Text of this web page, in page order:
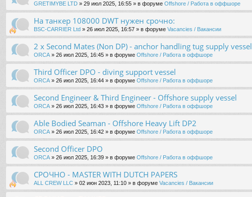
GRETIMYBE LTD » 29 июл 2025, 16:55 » в форуме Offshore / Работа в оффшоре
На танкер 108000 DWT нужен срочно:
BSC-CARRIER Ltd » 26 июл 2025, 16:57 » в форуме Vacancies / Вакансии
2 x Second Mates (Non DP) - anchor handling tug supply vessel
ORCA» 26 июл 2025, 16:45 » в форуме Offshore / Работа в оффшоре
Third Officer DPO - diving support vessel
ORCA» 26 июл 2025, 16:44 » в форуме Offshore / Работа в оффшоре
Second Engineer & Third Engineer - Offshore supply vessel
ORCA» 26 июл 2025, 16:43 » в форуме Offshore / Работа в оффшоре
Able Bodied Seaman - Offshore Heavy Lift DP2
ORCA» 26 июл 2025, 16:42 » в форуме Offshore / Работа в оффшоре
Second Officer DPO
ORCA» 26 июл 2025, 16:39 » в форуме Offshore / Работа в оффшоре
СРОЧНО - MASTER WITH DUTCH PAPERS
ALL CREW LLC » 02 июн 2023, 11:10 » в форуме Vacancies / Вакансии